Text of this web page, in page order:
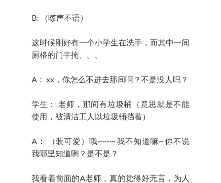
B: （噤声不语）
这时候刚好有一个小学生在洗手，而其中一间
厕格的门半掩。。。
A： xx，你怎么不进去那间啊？不是没人吗？
学生： 老师，那间有垃圾桶（意思就是不能
使用，被清洁工人以垃圾桶挡着）
A： （装可爱）哦~~~~ 我不知道嘛~ 你不说
我哪里知道咧？是不是？
我看着前面的A老师，真的觉得好无言，为人